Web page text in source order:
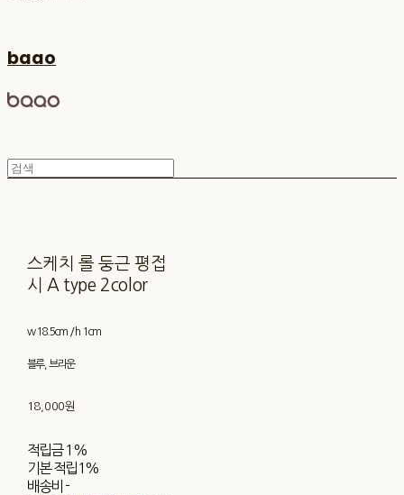
baao
스케치 롤 둥근 평접
시 A type 2color
w 18.5cm / h 1cm
블루, 브라운
18,000원
적립금 1%
기본 적립1%
배송비-